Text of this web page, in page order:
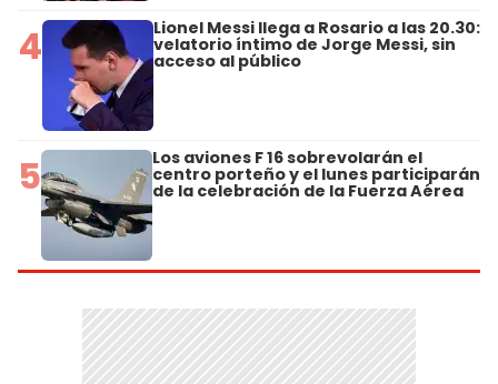
4 Lionel Messi llega a Rosario a las 20.30:
velatorio íntimo de Jorge Messi, sin
acceso al público
5 Los aviones F 16 sobrevolarán el
centro porteño y el lunes participarán
de la celebración de la Fuerza Aérea